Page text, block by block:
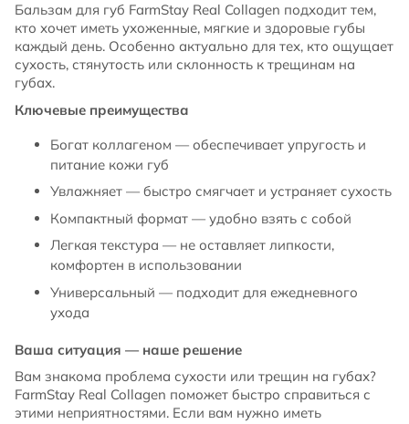
Бальзам для губ FarmStay Real Collagen подходит тем,
кто хочет иметь ухоженные, мягкие и здоровые губы
каждый день. Особенно актуально для тех, кто ощущает
сухость, стянутость или склонность к трещинам на
губах.
Ключевые преимущества
Богат коллагеном — обеспечивает упругость и
питание кожи губ
Увлажняет — быстро смягчает и устраняет сухость
Компактный формат — удобно взять с собой
Легкая текстура — не оставляет липкости,
комфортен в использовании
Универсальный — подходит для ежедневного
ухода
Ваша ситуация — наше решение
Вам знакома проблема сухости или трещин на губах?
FarmStay Real Collagen поможет быстро справиться с
этими неприятностями. Если вам нужно иметь